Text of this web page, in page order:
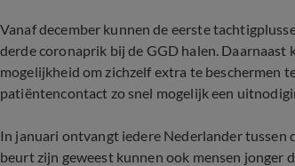
Vanaf december kunnen de eerste
derde coronaprik bij de GGD halen.
mogelijkheid om zichzelf extra te beschermen
patiëntencontact zo snel mogelijk een
In januari ontvangt iedere Nederlander tussen
beurt zijn geweest kunnen ook mensen jonger